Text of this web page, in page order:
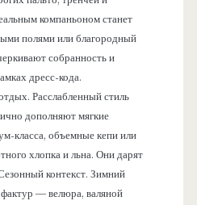
компаньоном станет
полями или благородный
собранность и
дресс-кода.
Расслабленный стиль
дополняют мягкие
класса, объемные кепи или
хлопка и льна. Они дарят
контекст. Зимний
— велюра, валяной